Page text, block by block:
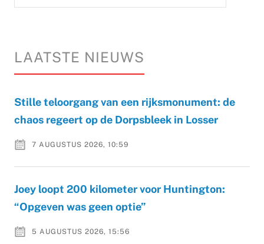
LAATSTE NIEUWS
Stille teloorgang van een rijksmonument: de
chaos regeert op de Dorpsbleek in Losser
7 AUGUSTUS 2026, 10:59
Joey loopt 200 kilometer voor Huntington:
“Opgeven was geen optie”
5 AUGUSTUS 2026, 15:56